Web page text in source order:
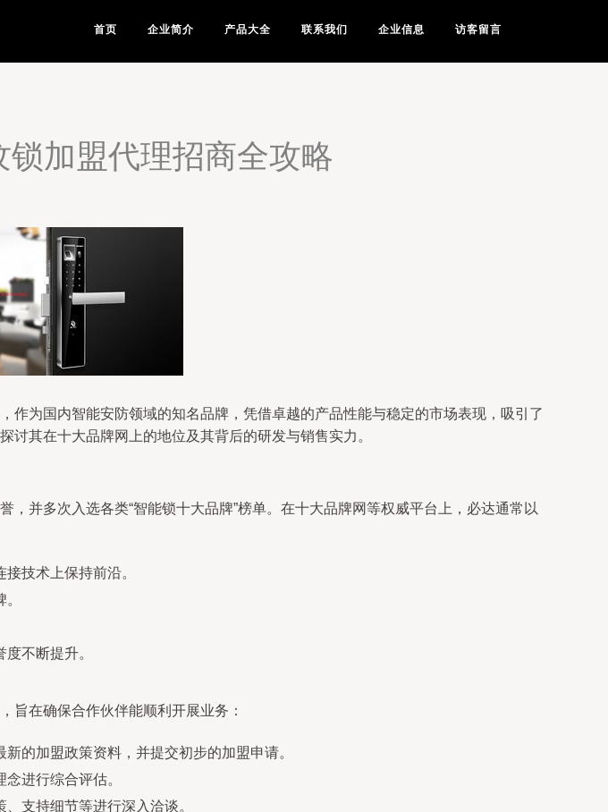
首页 企业简介 产品大全 联系我们 企业信息 访客留言
加盟代理招商全攻略
为国内智能安防领域的知名品牌，凭借卓越的产品性能与稳定的市场表现，吸引了
其在十大品牌网上的地位及其背后的研发与销售实力。
并多次入选各类“智能锁十大品牌”榜单。在十大品牌网等权威平台上，必达通常以
技术上保持前沿。
不断提升。
旨在确保合作伙伴能顺利开展业务：
的加盟政策资料，并提交初步的加盟申请。
进行综合评估。
支持细节等进行深入洽谈。